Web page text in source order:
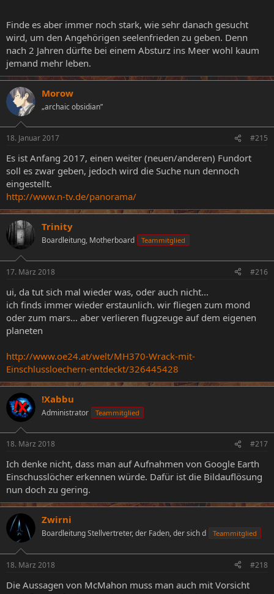
Finde es aber immer noch stark, wie sehr danach gesucht
wird, um den Angehörigen seelenfrieden zu geben. Denn
nach 2 Jahren dürfte bei einem Absturz ins Meer wohl kaum
jemand mehr leben.
Morow
„archaic obsidian”
18. Januar 2017 #215
Es ist Anfang 2017, einen weiter (neuen/anderen) Fundort
soll es zwar geben, jedoch wird die Suche nun dennoch
eingestellt.
http://www.n-tv.de/panorama/
Trinity
Boardleitung, Motherboard Teammitglied
17. März 2018 #216
ui, da tut sich mal wieder was, oder auch nicht...
ich finds immer wieder erstaunlich. wir fliegen zum mond
oder zum mars... aber verlieren flugzeuge auf dem eigenen
planeten
http://www.oe24.at/welt/MH370-Wrack-mit-
Einschlussloechern-entdeckt/326445428
!Xabbu
Administrator Teammitglied
18. März 2018 #217
Ich denke nicht, dass man auf Aufnahmen von Google Earth
Einschusslöcher erkennen würde. Dafür ist die Bildauflösung
nun doch zu gering.
Zwirni
Boardleitung Stellvertreter, der Faden, der sich d Teammitglied
18. März 2018 #218
Die Aussagen von McMahon muss man auch mit Vorsicht